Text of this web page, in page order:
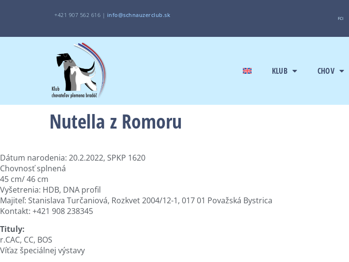
+421 907 562 616 | info@schnauzerclub.sk FCI
KLUB CHOV
Nutella z Romoru
Dátum narodenia: 20.2.2022, SPKP 1620
Chovnosť splnená
45 cm/ 46 cm
Vyšetrenia: HDB, DNA profil
Majiteľ: Stanislava Turčaniová, Rozkvet 2004/12-1, 017 01 Považská Bystrica
Kontakt: +421 908 238345
Tituly:
r.CAC, CC, BOS
Víťaz špeciálnej výstavy